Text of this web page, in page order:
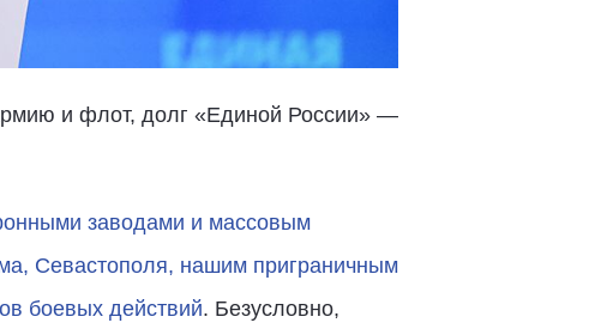
и флот, долг «Единой России» —
заводами и массовым
Севастополя, нашим приграничным
боевых действий. Безусловно,